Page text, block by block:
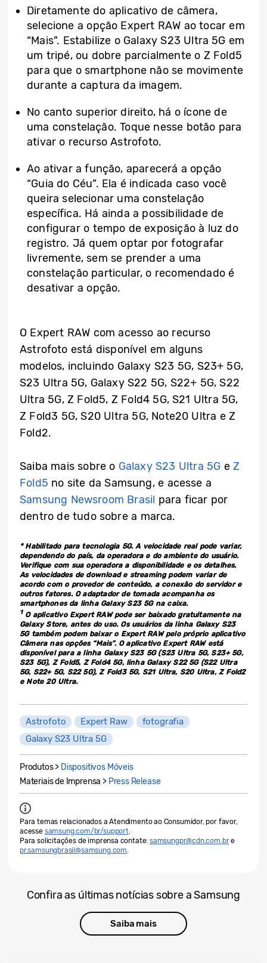
Diretamente do aplicativo de câmera,
selecione a opção Expert RAW ao tocar em
“Mais”. Estabilize o Galaxy S23 Ultra 5G em
um tripé, ou dobre parcialmente o Z Fold5
para que o smartphone não se movimente
durante a captura da imagem.
No canto superior direito, há o ícone de
uma constelação. Toque nesse botão para
ativar o recurso Astrofoto.
Ao ativar a função, aparecerá a opção
“Guia do Céu”. Ela é indicada caso você
queira selecionar uma constelação
específica. Há ainda a possibilidade de
configurar o tempo de exposição à luz do
registro. Já quem optar por fotografar
livremente, sem se prender a uma
constelação particular, o recomendado é
desativar a opção.
O Expert RAW com acesso ao recurso
Astrofoto está disponível em alguns
modelos, incluindo Galaxy S23 5G, S23+ 5G,
S23 Ultra 5G, Galaxy S22 5G, S22+ 5G, S22
Ultra 5G, Z Fold5, Z Fold4 5G, S21 Ultra 5G,
Z Fold3 5G, S20 Ultra 5G, Note20 Ultra e Z
Fold2.
Saiba mais sobre o Galaxy S23 Ultra 5G eZ
Fold5 no site da Samsung, e acesse a
Samsung Newsroom Brasil para ficar por
dentro de tudo sobre a marca.
* Habilitado para tecnologia 5G. A velocidade real pode variar,
dependendo do país, da operadora e do ambiente do usuário.
Verifique com sua operadora a disponibilidade e os detalhes.
As velocidades de download e streaming podem variar de
acordo com o provedor de conteúdo, a conexão do servidor e
outros fatores. O adaptador de tomada acompanha os
smartphones da linha Galaxy S23 5G na caixa.
1O aplicativo Expert RAW pode ser baixado gratuitamente na
Galaxy Store, antes do uso. Os usuários da linha Galaxy S23
5G também podem baixar o Expert RAW pelo próprio aplicativo
Câmera nas opções “Mais”. O aplicativo Expert RAW está
disponível para a linha Galaxy S23 5G (S23 Ultra 5G, S23+ 5G,
S23 5G), Z Fold5, Z Fold4 5G, linha Galaxy S22 5G (S22 Ultra
5G, S22+ 5G, S22 5G), Z Fold3 5G, S21 Ultra, S20 Ultra, Z Fold2
e Note 20 Ultra.
Astrofoto Expert Raw
fotografia
Galaxy S23 Ultra 5G
Produtos > Dispositivos Móveis
Materiais de Imprensa > Press Release
Para temas relacionados a Atendimento ao Consumidor, por favor,
acesse samsung.com/br/support.
Para solicitações de imprensa contate: samsungpr@cdn.com.bre
pr.samsungbrasil@samsung.com.
Confira as últimas notícias sobre a Samsung
Saiba mais